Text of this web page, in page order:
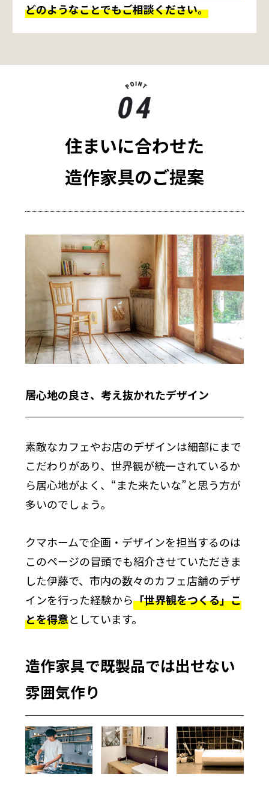
どのようなことでもご相談ください。
住まいに合わせた
造作家具のご提案
居心地の良さ、考え抜かれたデザイン
素敵なカフェやお店のデザインは細部にまで
こだわりがあり、世界観が統一されているか
ら居心地がよく、“また来たいな”と思う方が
多いのでしょう。
クマホームで企画・デザインを担当するのは
このページの冒頭でも紹介させていただきま
した伊藤で、市内の数々のカフェ店舗のデザ
インを行った経験から「世界観をつくる」こ
とを得意としています。
造作家具で既製品では出せない
雰囲気作り